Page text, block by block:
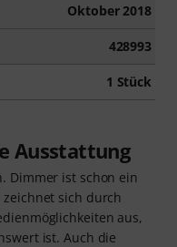
Oktober 2018
428993
1 Stück
Ausstattung
Dimmer ist schon ein
sich durch
aus,
ist. Auch die